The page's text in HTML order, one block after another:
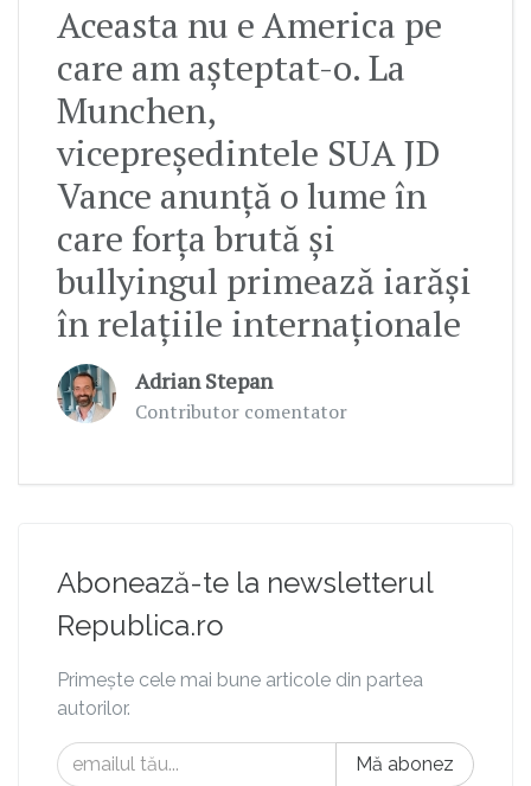
Aceasta nu e America pe
care am așteptat-o. La
Munchen,
vicepreședintele SUA JD
Vance anunță o lume în
care forţa brută şi
bullyingul primează iarăşi
în relaţiile internaţionale
Adrian Stepan
Contributor comentator
Abonează-te la newsletterul
Republica.ro
Primește cele mai bune articole din partea
autorilor.
Mă abonez